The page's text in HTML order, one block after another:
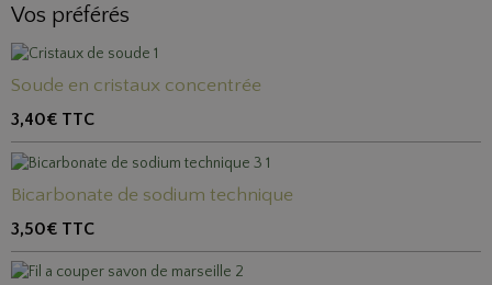
Vos préférés
Soude en cristaux concentrée
3,40€ TTC
Bicarbonate de sodium technique
3,50€ TTC